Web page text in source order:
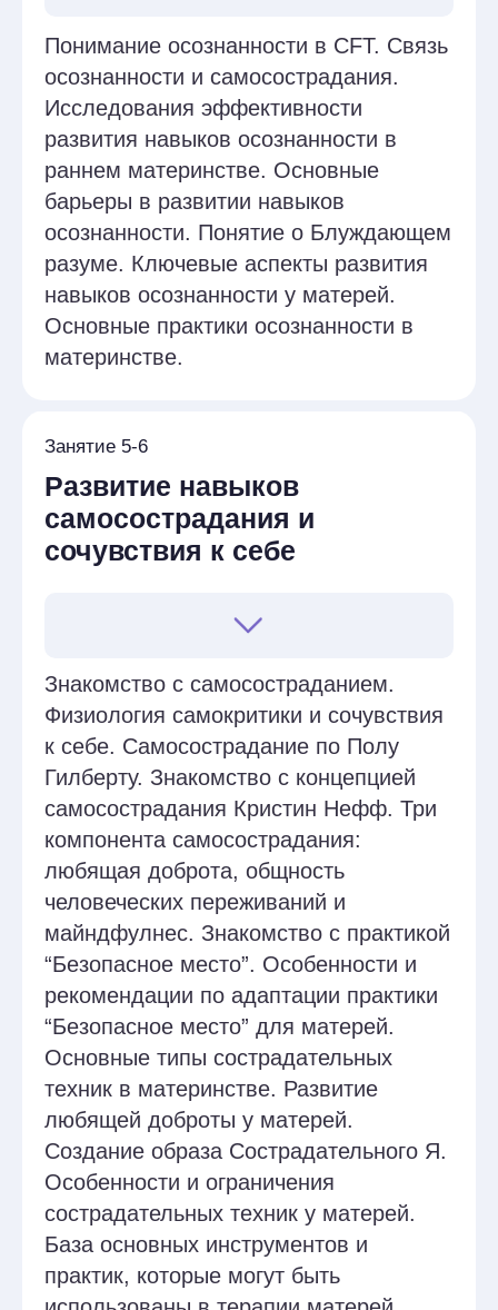
Методология АСТ. Гексафлекс в АСТ и
понятие о психологической гибкости.
Роль 6 основных процессов в АСТ.
Терапевтические отношения в ACT:
создание безопасного пространства
для матерей. Обсуждение: участники
обсуждают, как каждый из процессов
может быть применён к работе с
матерями. Рефлексия о том, как
интегрированы в терапевтическую
материнских запросов.
Занятия 3
Развитие навыков принятия
и осознанности у матерей
АСТ. Роль принятия и осознанности
в психическом здоровье матерей,
сталкивающихся с высокими
эмоциональными нагрузками,
стрессом, чувствами вины и стыда,
самокритикой. Проблемы, связанные с
принятием и осознанностью
у матерей. Борьба и избегание
мыслей. Цикл избегания. Создание
безопасного пространства для
выражения эмоций. Обучение навыкам
осознанности и принятия через
различные практики. Поддержка
в процессе принятия своих чувств и
мыслей без осуждения.
Занятия 4
Когнитивное разделение
с болезненными мыслями
Дисфункциональные убеждения